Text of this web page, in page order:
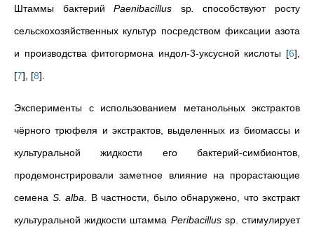
Штаммы бактерийPaenibacillus sp.способствуют росту
сельскохозяйственных культур посредством фиксации азота
и производства фитогормона индол-3-уксусной кислоты [6],
[7], [8].
Эксперименты с использованием метанольных экстрактов
чёрного трюфеля и экстрактов, выделенных из биомассы и
культуральной жидкости его бактерий-симбионтов,
продемонстрировали заметное влияние на прорастающие
семена S. alba. В частности, было обнаружено, что экстракт
культуральной жидкости штамма Peribacillussp. стимулирует